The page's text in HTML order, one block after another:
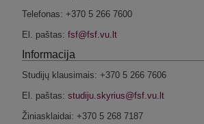
Telefonas: +370 5 266 7600
El. paštas:
Informacija
Studijų klausimais: +370 5 266 7606
El. paštas:
Žiniasklaidai: +370 5 268 7187